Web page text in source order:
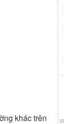
khác trên